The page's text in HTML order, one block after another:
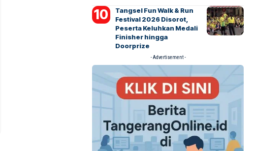
Tangsel Fun Walk & Run
Festival 2026 Disorot,
Peserta Keluhkan Medali
Finisher hingga
Doorprize
- Advertisement -